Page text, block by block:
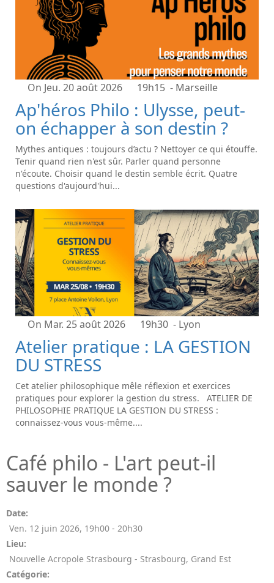
On Jeu. 20 août 2026 19h15 - Marseille
Ap'héros Philo : Ulysse, peut-
on échapper à son destin ?
Mythes antiques : toujours d’actu ? Nettoyer ce qui étouffe.
Tenir quand rien n'est sûr. Parler quand personne
n'écoute. Choisir quand le destin semble écrit. Quatre
questions d'aujourd'hui...
On Mar. 25 août 2026 19h30 - Lyon
Atelier pratique : LA GESTION
DU STRESS
Cet atelier philosophique mêle réflexion et exercices
pratiques pour explorer la gestion du stress. ATELIER DE
PHILOSOPHIE PRATIQUE LA GESTION DU STRESS :
connaissez-vous vous-même....
Café philo - L'art peut-il
sauver le monde ?
Date:
Ven. 12 juin 2026, 19h00 - 20h30
Lieu:
Nouvelle Acropole Strasbourg - Strasbourg, Grand Est
Catégorie: